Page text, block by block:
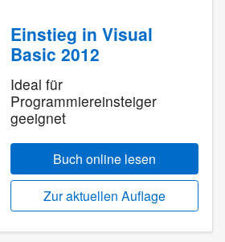
Einstieg in Visual
Basic 2012
Ideal für
Programmiereinsteiger
geeignet
Buch online lesen
Zur aktuellen Auflage